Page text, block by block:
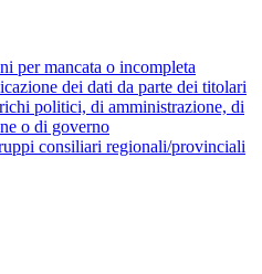
per mancata o incompleta
dei dati da parte dei titolari
politici, di amministrazione, di
o di governo
consiliari regionali/provinciali